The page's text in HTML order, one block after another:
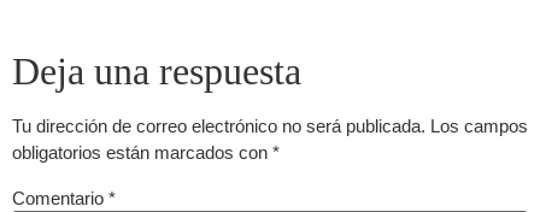
Deja una respuesta
Tu dirección de correo electrónico no será publicada. Los campos
obligatorios están marcados con *
Comentario *